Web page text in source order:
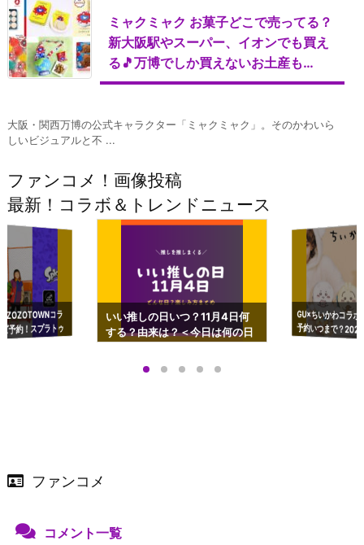
ミャクミャク お菓子どこで売ってる？
新大阪駅やスーパー、イオンでも買え
る🎵万博でしか買えないお土産も…
大阪・関西万博の公式キャラクター「ミャクミャク」。そのかわいら
しいビジュアルと不 ...
ファンコメ！画像投稿
最新！コラボ＆トレンドニュース
コラ
予約！スプラトゥ
ップも渋谷Hz
いい推しの日いつ？11月4日何
する？由来は？＜今日は何の日
GU×ちいかわコラ
予約いつまで？
ーチやショルダー
ファンコメ
コメント一覧